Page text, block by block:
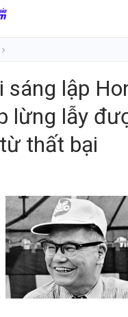
sáng lập
lừng lẫy
thất bại